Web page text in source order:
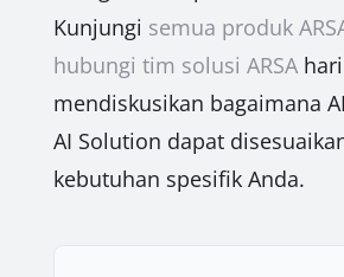
Kunjungi semua produk
hubungi tim solusi ARSAhari
mendiskusikan bagaimana
AI Solution dapat
kebutuhan spesifik Anda.